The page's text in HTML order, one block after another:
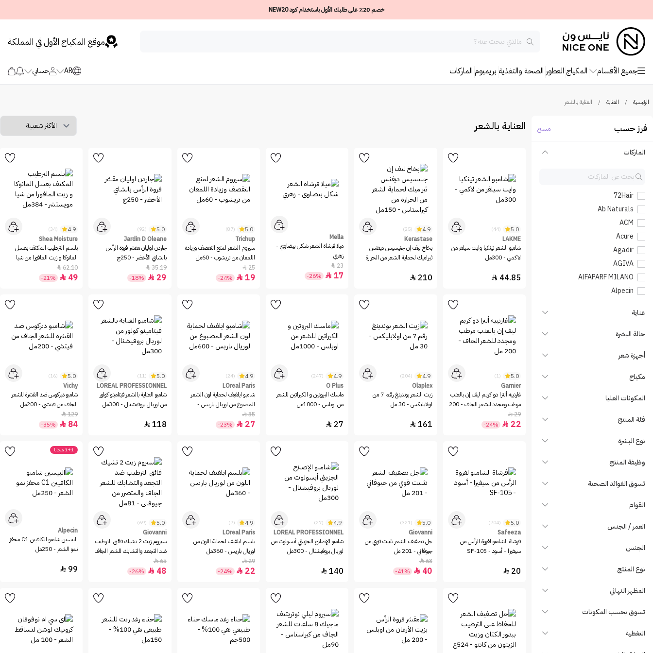
خصم 20٪ على طلبك الأول باستخدام كود NEW20
موقع المكياج الأول في المملكة
جميع الأقسام المكياج العطور الصحة والتغذية بريميوم الماركات AR حسابي
الرئيسية / العناية / العناية بالشعر
فرز حسب مسح
الماركات
72Hair
Ab Naturals
ACM
Acure
Agadir
AGIVA
AlFAPARF MILANO
Alpecin
Argan Package
Avalon Organics
Bepanthen
Biolage
Biorga
Black
bodyblendz
Cantu
Capixy
Celia
COCO &amp; CO
Cococare
Colab
Color Wow
عناية
حالة البشرة
أجهزة شعر
مكياج
المكونات العليا
فئة المنتج
نوع البشرة
وظيفة المنتج
تسوق الفوائد الصحية
القوام
العمر / الجنس
الجنس
نوع المنتج
المظهر النهائي
تسوق بحسب المكونات
التغطية
العناية بالشعر
5.0
(44)
LAKME
شامبو الشعر تينكيا وايت سيلفر من
لاكمي - 300مل
44.85

4.9
(25)
Kerastase
بخاخ ليف إن جنيسيس ديفنس
ثيراميك لحماية الشعر من الحرارة
210

Mella
ميلا فرشاة الشعر شكل بيضاوي -
زهري
23

17

-26%
5.0
(87)
Trichup
سيروم الشعر لمنع التقصف وزيادة
اللمعان من تريشوب - 60مل
25

19

-24%
5.0
(92)
Jardin D Oleane
جاردن اوليان مقشر فروة الرأس
بالشاي الأخضر - 250ج
35.19

29

-18%
4.9
(34)
Shea Moisture
بلسم الترطيب المكثف بعسل
المانوكا و زيت المافورا من شيا
مويستشر - 384مل
62.10

49

-21%
5.0
(1)
Garnier
غارنييه ألترا دو كريم ليف إن بالعنب
مرطب ومجدد للشعر الجاف - 200
مل
29

22

-24%
4.9
(204)
Olaplex
زيت الشعر بوندينغ رقم 7 من
اولابليكس - 30 مل
161

4.9
(247)
O Plus
ماسك البروتين و الكيراتين للشعر
من اوبلس - 1000مل
27

4.9
(24)
LOreal Paris
شامبو ايلفيف لحماية لون الشعر
المصبوغ من لوريال باريس -
600مل
35

27

-23%
5.0
(11)
LOREAL PROFESSIONNEL
شامبو العناية بالشعر فيتامينو كولور
من لوريال بروفيشنال - 300مل
118

5.0
(16)
Vichy
شامبو ديركوس ضد القشرة للشعر
الجاف من فيتشي - 200مل
129

84

-35%
5.0
(704)
Safeeza
فرشاة الشامبو لفروة الرأس من
سيفيزا - أسود - SF-105
20

5.0
(321)
Giovanni
جل تصفيف الشعر تثبيت قوي من
جيوفاني - 201 مل
68

40

-41%
4.9
(27)
LOREAL PROFESSIONNEL
شامبو الإصلاح الجزيئي أبسولوت من
لوريال بروفيشنال - 300مل
140

4.9
(7)
LOreal Paris
بلسم ايلفيف لحماية اللون من
لوريال باريس - 360مل
29

22

-24%
5.0
(69)
Giovanni
سيروم زيت 2 تشيك فائق الترطيب
ضد التجعد والتشابك للشعر الجاف
والمتضرر من جيوفاني - 81مل
65

48

-26%
1+1 مجانا
Alpecin
البيسين شامبو الكافيين C1 محفز
نمو الشعر - 250مل
99
